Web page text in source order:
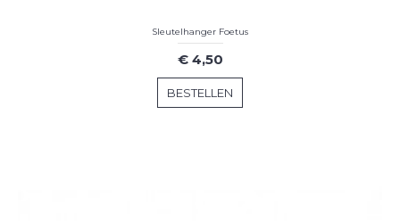
Sleutelhanger Foetus
€ 4,50
BESTELLEN